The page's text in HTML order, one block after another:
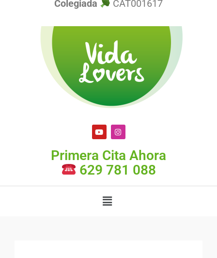
Colegiada CAT001617
Primera Cita Ahora
629 781 088